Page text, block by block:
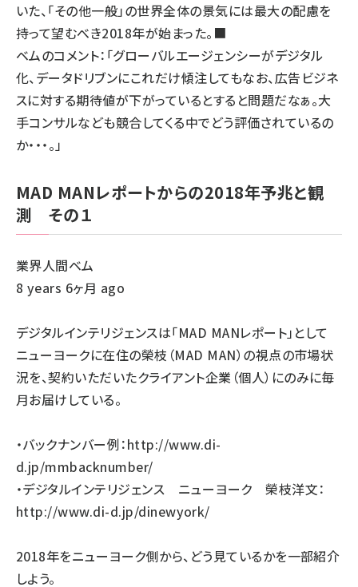
いた、「その他一般」の世界全体の景気には最大の配慮を
持って望むべき2018年が始まった。■
ベムのコメント：「グローバルエージェンシーがデジタル
化、データドリブンにこれだけ傾注してもなお、広告ビジネ
スに対する期待値が下がっているとすると問題だなぁ。大
手コンサルなども競合してくる中でどう評価されているの
か・・・。」
MAD MANレポートからの2018年予兆と観
測 その１
業界人間ベム
8 years 6ヶ月 ago
デジタルインテリジェンスは「MAD MANレポート」として
ニューヨークに在住の榮枝（MAD MAN）の視点の市場状
況を、契約いただいたクライアント企業（個人）にのみに毎
月お届けしている。
・バックナンバー例：http://www.di-
d.jp/mmbacknumber/
・デジタルインテリジェンス ニューヨーク 榮枝洋文：
http://www.di-d.jp/dinewyork/
2018年をニューヨーク側から、どう見ているかを一部紹介
しよう。